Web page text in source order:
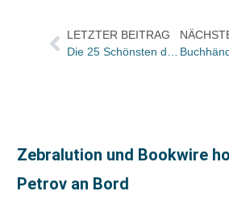
LETZTER BEITRAG
Zebralution und Bookwire
Petrov an Bord